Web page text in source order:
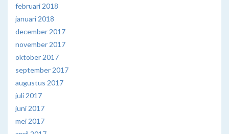
februari 2018
januari 2018
december 2017
november 2017
oktober 2017
september 2017
augustus 2017
juli 2017
juni 2017
mei 2017